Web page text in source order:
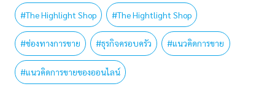
#The Highlight Shop #The Hightlight Shop
#ช่องทางการขาย #ธุรกิจครอบครัว #แนวคิดการขาย
#แนวคิดการขายของออนไลน์